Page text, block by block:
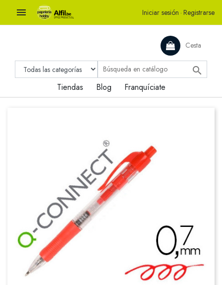
 Iniciar sesión · Registrarse
Cesta

Tiendas Blog Franquíciate